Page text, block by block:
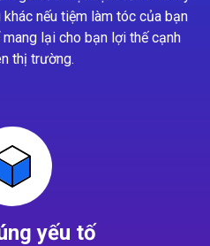
nếu tiệm làm tóc của bạn
lại cho bạn lợi thế cạnh
thị trường.
yếu tố